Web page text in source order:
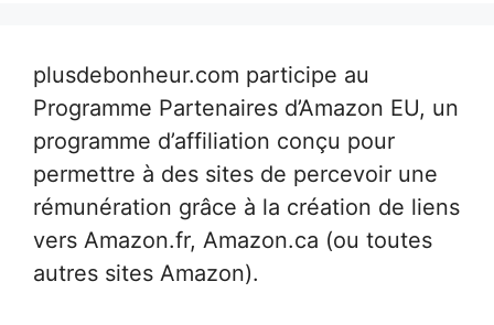
plusdebonheur.com participe au
Programme Partenaires d’Amazon EU, un
programme d’affiliation conçu pour
permettre à des sites de percevoir une
rémunération grâce à la création de liens
vers Amazon.fr, Amazon.ca (ou toutes
autres sites Amazon).